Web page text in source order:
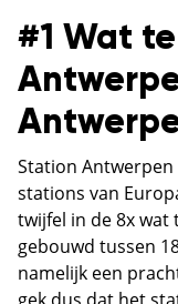
#1 Wat
Station
stations van
twijfel in de 8x wat
gebouwd tussen
namelijk een